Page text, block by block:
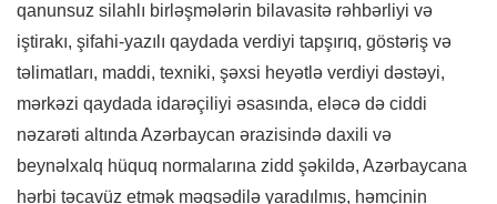
qanunsuz silahlı birləşmələrin bilavasitə rəhbərliyi və
iştirakı, şifahi-yazılı qaydada verdiyi tapşırıq, göstəriş və
təlimatları, maddi, texniki, şəxsi heyətlə verdiyi dəstəyi,
mərkəzi qaydada idarəçiliyi əsasında, eləcə də ciddi
nəzarəti altında Azərbaycan ərazisində daxili və
beynəlxalq hüquq normalarına zidd şəkildə, Azərbaycana
hərbi təcavüz etmək məqsədilə yaradılmış, həmçinin